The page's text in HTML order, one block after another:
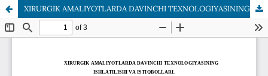
XIRURGIK AMALIYOTLARDA DAVINCHI TEXNOLOGIYASINING ISHLATILISHI VA ISTIQBOLLARI.